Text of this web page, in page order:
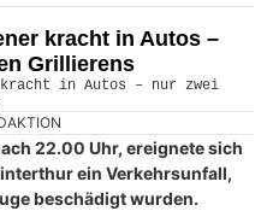
kracht in Autos –
Grillierens
22.00 Uhr, ereignete sich
ein Verkehrsunfall,
beschädigt wurden.